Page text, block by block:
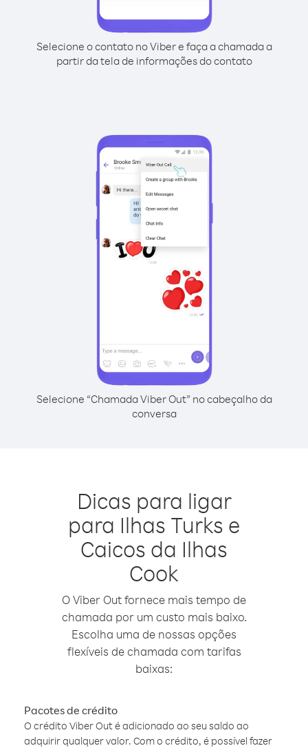
Selecione o contato no Viber e faça a chamada a
partir da tela de informações do contato
Selecione “Chamada Viber Out” no cabeçalho da
conversa
Dicas para ligar
para Ilhas Turks e
Caicos da Ilhas
Cook
O Viber Out fornece mais tempo de
chamada por um custo mais baixo.
Escolha uma de nossas opções
flexíveis de chamada com tarifas
baixas:
Pacotes de crédito
O crédito Viber Out é adicionado ao seu saldo ao
adquirir qualquer valor. Com o crédito, é possível fazer